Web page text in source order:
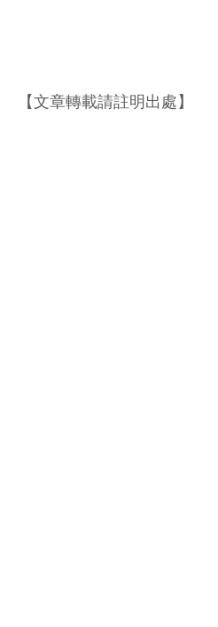
【文章轉載請註明出處】